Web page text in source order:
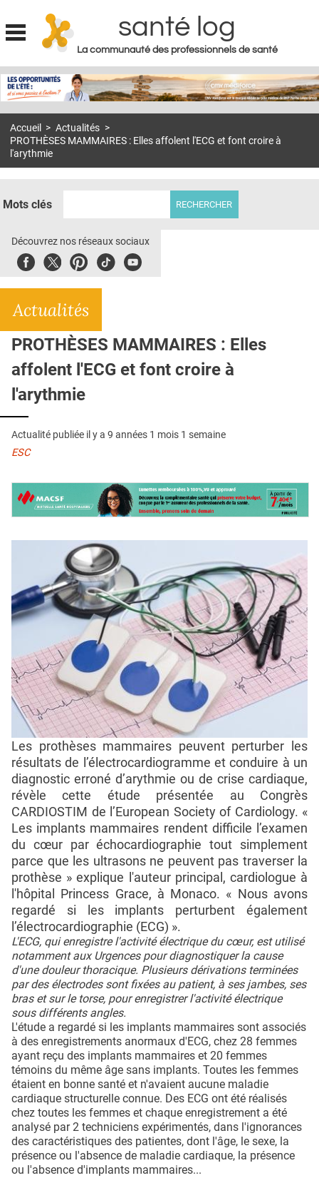
Jump to navigation
santé log
La communauté des professionnels de santé
MON COMPTE
S'ABONNER À LA REVUE SOIN À DOMICILE
ACTUS
E-REVUE SAD
THÉMA
CRÉDITS
Accueil > Actualités >
PROTHÈSES MAMMAIRES : Elles affolent l'ECG et font croire à
l'arythmie
Mots clés
Découvrez nos réseaux sociaux
FacebookTwitterPinterest
TiktokYoubute
Actualités
PROTHÈSES MAMMAIRES : Elles
affolent l'ECG et font croire à
l'arythmie
Actualité publiée il y a 9 années 1 mois 1 semaine
ESC
Les prothèses mammaires peuvent perturber les
résultats de l’électrocardiogramme et conduire à un
diagnostic erroné d’arythmie ou de crise cardiaque,
révèle cette étude présentée au Congrès
CARDIOSTIM de l’European Society of Cardiology. «
Les implants mammaires rendent difficile l’examen
du cœur par échocardiographie tout simplement
parce que les ultrasons ne peuvent pas traverser la
prothèse » explique l'auteur principal, cardiologue à
l'hôpital Princess Grace, à Monaco. « Nous avons
regardé si les implants perturbent également
l’électrocardiographie (ECG) ».
L'ECG, qui enregistre l'activité électrique du cœur, est utilisé
notamment aux Urgences pour diagnostiquer la cause
d'une douleur thoracique. Plusieurs dérivations terminées
par des électrodes sont fixées au patient, à ses jambes, ses
bras et sur le torse, pour enregistrer l'activité électrique
sous différents angles.
L'étude a regardé si les implants mammaires sont associés
à des enregistrements anormaux d'ECG, chez 28 femmes
ayant reçu des implants mammaires et 20 femmes
témoins du même âge sans implants. Toutes les femmes
étaient en bonne santé et n'avaient aucune maladie
cardiaque structurelle connue. Des ECG ont été réalisés
chez toutes les femmes et chaque enregistrement a été
analysé par 2 techniciens expérimentés, dans l'ignorances
des caractéristiques des patientes, dont l'âge, le sexe, la
présence ou l'absence de maladie cardiaque, la présence
ou l'absence d'implants mammaires...